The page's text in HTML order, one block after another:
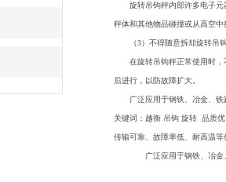
旋转吊钩秤内部许多电子元器
秤体和其他物品碰撞或从高空
（3）不得随意拆却旋转吊
在旋转吊钩秤正常使用时，不
后进行，以防故障扩大。
广泛应用于钢铁、冶金、铁
关键词：越衡 吊钩 旋转 品质
传输可靠、故障率低、耐高温
广泛应用于钢铁、冶金、铁